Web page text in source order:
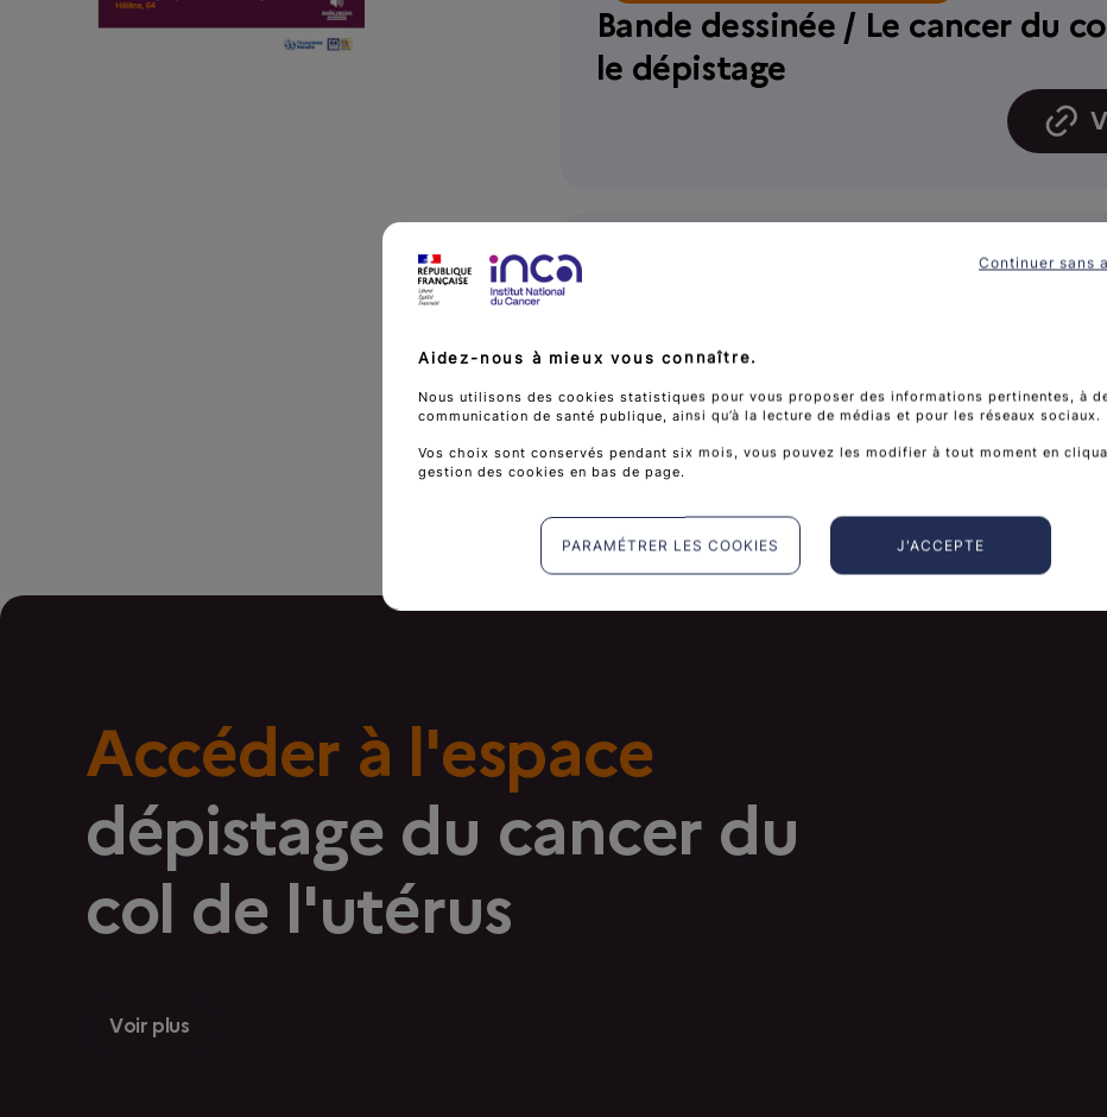
Bande dessinée / Le cancer du
le dépistage
EN
Vocalisation du guide pratique
dépistage du cancer du col de
Accéder à l'espace
dépistage du cancer du
col de l'utérus
Voir plus
Aidez-nous à mieux vous connaître.
Nous utilisons des cookies statistiques pour vous proposer des informations pertinentes, à
communication de santé publique, ainsi qu’à la lecture de médias et pour les réseaux sociaux.
Vos choix sont conservés pendant six mois, vous pouvez les modifier à tout moment en
gestion des cookies en bas de page.
J'ACCEPTE
PARAMÉTRER LES COOKIES
Continuer sans